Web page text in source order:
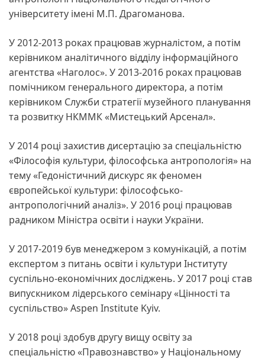
університету імені М.П. Драгоманова.
У 2012-2013 роках працював журналістом, а потім
керівником аналітичного відділу інформаційного
агентства «Наголос». У 2013-2016 роках працював
помічником генерального директора, а потім
керівником Служби стратегії музейного планування
та розвитку НКММК «Мистецький Арсенал».
У 2014 році захистив дисертацію за спеціальністю
«Філософія культури, філософська антропологія» на
тему «Гедоністичний дискурс як феномен
європейської культури: філософсько-
антропологічний аналіз». У 2016 році працював
радником Міністра освіти і науки України.
У 2017-2019 був менеджером з комунікацій, а потім
експертом з питань освіти і культури Інституту
суспільно-економічних досліджень. У 2017 році став
випускником лідерського семінару «Цінності та
суспільство» Aspen Institute Kyiv.
У 2018 році здобув другу вищу освіту за
спеціальністю «Правознавство» у Національному